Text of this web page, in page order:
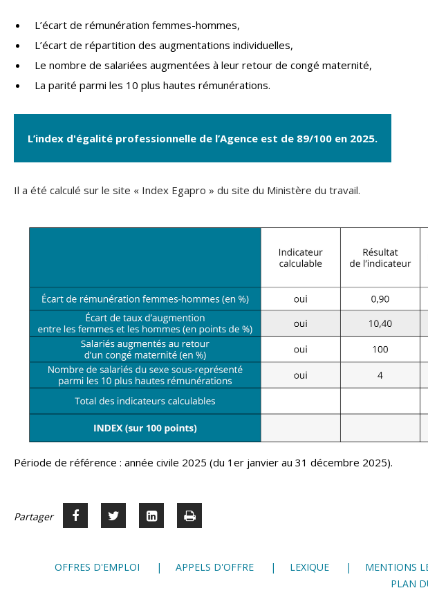
L’écart de rémunération femmes-hommes,
L’écart de répartition des augmentations individuelles,
Le nombre de salariées augmentées à leur retour de congé maternité,
La parité parmi les 10 plus hautes rémunérations.
L’index d'égalité professionnelle de l’Agence est de 89/100 en 2025.
Il a été calculé sur le site « Index Egapro » du site du Ministère du travail.
Période de référence : année civile 2025 (du 1er janvier au 31 décembre 2025).
Partager Partager
Facebook
Partager
Twitter
Voir
LinkedIn
Imprimer
OFFRES D'EMPLOI APPELS D'OFFRE LEXIQUE MENTIONS
PLAN